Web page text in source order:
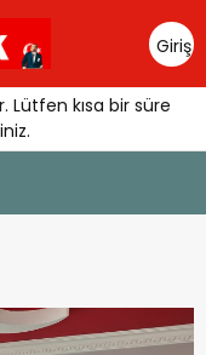
Giriş
Yap
Lütfen kısa bir süre